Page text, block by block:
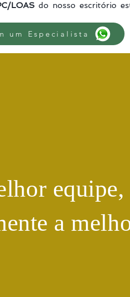
LOAS do nosso escritório
um Especialista
a